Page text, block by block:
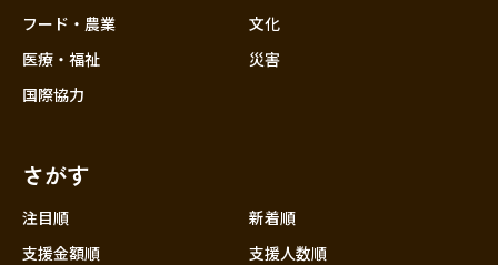
中国
フード・農業
医療・福祉
国際協力
文化
災害
さがす
注目順
新着順
支援金額順
支援人数順